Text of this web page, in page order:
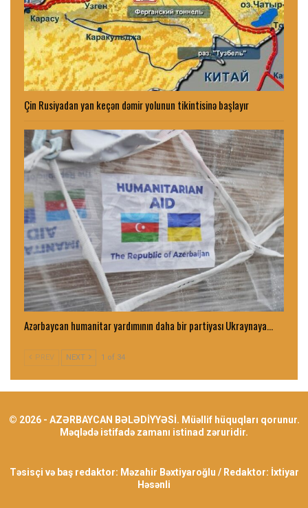
Çin Rusiyadan yan keçən dəmir yolunun tikintisinə başlayır
Azərbaycan humanitar yardımının daha bir partiyası Ukraynaya…
PREV NEXT 1 of 34
© 2026 - AZƏRBAYCAN BƏLƏDİYYƏSİ. Müəllif hüquqları qorunur.
Məqlədə istifadə zamanı istinad zəruridir.
Təsisçi və baş redaktor: Məzahir Bəxtiyaroğlu / Redaktor: İxtiyar
Həsənli